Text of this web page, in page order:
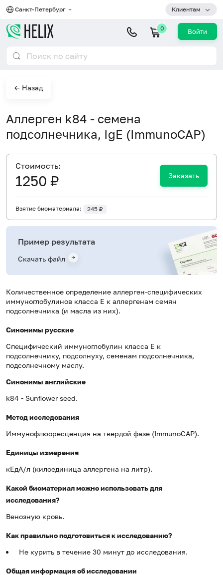
Санкт-Петербург Клиентам
0 Войти
← Назад
Аллерген k84 - семена
подсолнечника, IgE (ImmunoCAP)
Количественное определение аллерген-специфических
иммуноглобулинов класса E к аллергенам семян
подсолнечника (и масла из них).
Синонимы русские
Специфический иммуноглобулин класса Е к
подсолнечнику, подсолнуху, семенам подсолнечника,
подсолнечному маслу.
Синонимы английские
k84 - Sunﬂower seed.
Метод исследования
Иммунофлюоресценция на твердой фазе (ImmunoCAP).
Единицы измерения
кЕдА/л (килоединица аллергена на литр).
Какой биоматериал можно использовать для
исследования?
Венозную кровь.
Как правильно подготовиться к исследованию?
Не курить в течение 30 минут до исследования.
Общая информация об исследовании
Cтоимость:
1250 ₽ Заказать
Взятие биоматериала: 245 ₽
Пример результата
Скачать файл